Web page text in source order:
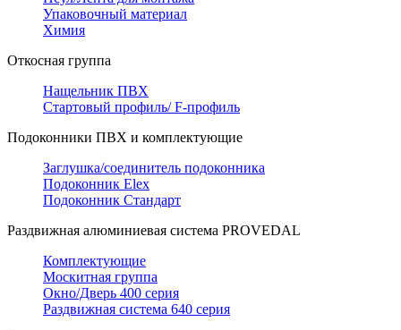
Упаковочный материал
Химия
Откосная группа
Нащельник ПВХ
Стартовый профиль/ F-профиль
Подоконники ПВХ и комплектующие
Заглушка/соединитель подоконника
Подоконник Elex
Подоконник Стандарт
Раздвижная алюминиевая система PROVEDAL
Комплектующие
Москитная группа
Окно/Дверь 400 серия
Раздвижная система 640 серия